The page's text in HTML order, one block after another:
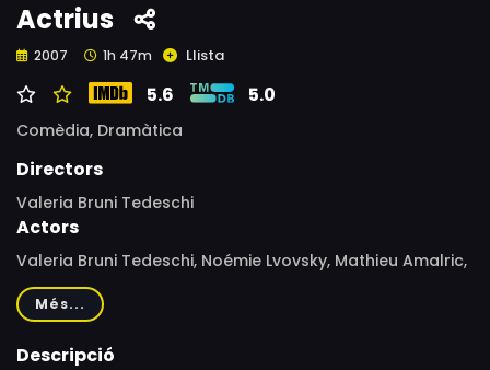
Actrius
2007 1h 47m Llista
5.6 5.0
Comèdia, Dramàtica
Directors
Valeria Bruni Tedeschi
Actors
Valeria Bruni Tedeschi, Noémie Lvovsky, Mathieu Amalric,
Louis Garrel, Marisa Borini, Valeria Golino, Maurice Garrel,
Bernard Nissile, Olivier Rabourdin, Laëtitia Spigarelli,
Marie Rivière, Simona Marchini, Gilles Cohen, Souzan
Més...
Descripció